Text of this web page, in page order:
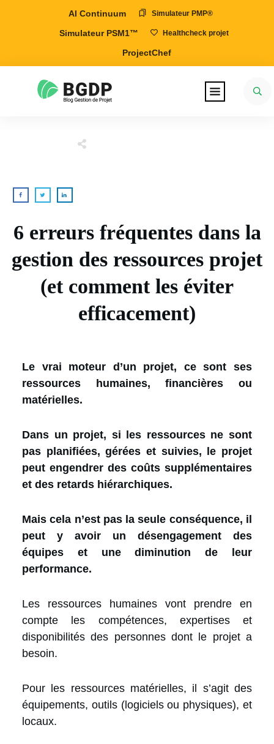
AI Continuum Simulateur PMP®
Simulateur PSM1™ Healthcheck projet
ProjectChef
6 erreurs fréquentes dans la
gestion des ressources projet
(et comment les éviter
efficacement)
Le vrai moteur d’un projet, ce sont ses
ressources humaines, financières ou
matérielles.
Dans un projet, si les ressources ne sont
pas planifiées, gérées et suivies, le projet
peut engendrer des coûts supplémentaires
et des retards hiérarchiques.
Mais cela n’est pas la seule conséquence, il
peut y avoir un désengagement des
équipes et une diminution de leur
performance.
Les ressources humaines vont prendre en
compte les compétences, expertises et
disponibilités des personnes dont le projet a
besoin.
Pour les ressources matérielles, il s’agit des
équipements, outils (logiciels ou physiques), et
locaux.